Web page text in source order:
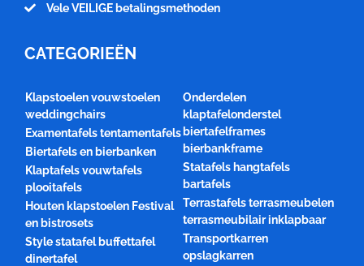
Vele VEILIGE betalingsmethoden
CATEGORIEËN
Klapstoelen vouwstoelen
weddingchairs
Examentafels tentamentafels
Biertafels en bierbanken
Klaptafels vouwtafels
plooitafels
Houten klapstoelen Festival
en bistrosets
Style statafel buffettafel
dinertafel
Onderdelen
klaptafelonderstel
biertafelframes
bierbankframe
Statafels hangtafels
bartafels
Terrastafels terrasmeubelen
terrasmeubilair inklapbaar
Transportkarren
opslagkarren